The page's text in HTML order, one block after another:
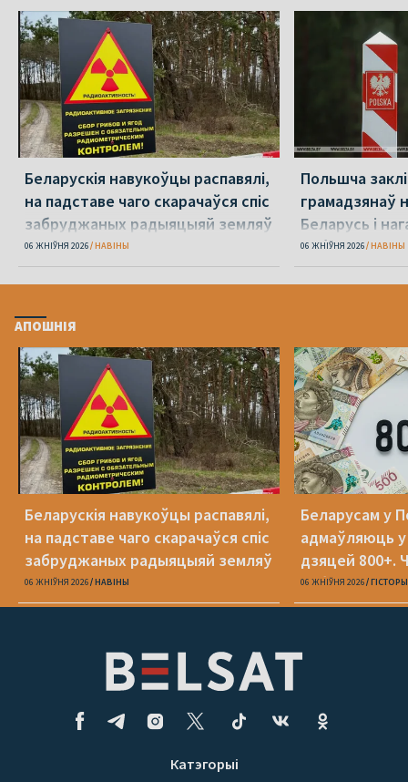
Беларускія навукоўцы распавялі,
на падставе чаго скарачаўся спіс
забруджаных радыяцыяй земляў
06 ЖНІЎНЯ 2026 НАВІНЫ
Польшча
грамадзянаў
Беларусь і
небяспеку,
06 ЖНІЎНЯ 2026 НАВІНЫ
АПОШНІЯ
Беларускія навукоўцы распавялі,
на падставе чаго скарачаўся спіс
забруджаных радыяцыяй земляў
06 ЖНІЎНЯ 2026 НАВІНЫ
Беларусам у
адмаўляюць
дзяцей 800+.
рабіць?
06 ЖНІЎНЯ 2026
Катэгорыі